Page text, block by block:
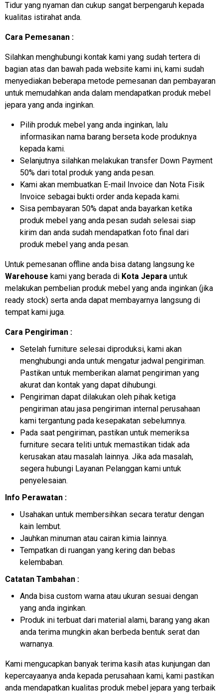
Tidur yang nyaman dan cukup sangat berpengaruh kepada
kualitas istirahat anda.
Cara Pemesanan :
Silahkan menghubungi kontak kami yang sudah tertera di
bagian atas dan bawah pada website kami ini, kami sudah
menyediakan beberapa metode pemesanan dan pembayaran
untuk memudahkan anda dalam mendapatkan produk mebel
jepara yang anda inginkan.
Pilih produk mebel yang anda inginkan, lalu
informasikan nama barang berseta kode produknya
kepada kami.
Selanjutnya silahkan melakukan transfer Down Payment
50% dari total produk yang anda pesan.
Kami akan membuatkan E-mail Invoice dan Nota Fisik
Invoice sebagai bukti order anda kepada kami.
Sisa pembayaran 50% dapat anda bayarkan ketika
produk mebel yang anda pesan sudah selesai siap
kirim dan anda sudah mendapatkan foto final dari
produk mebel yang anda pesan.
Untuk pemesanan offline anda bisa datang langsung ke
Warehouse kami yang berada di Kota Jepara untuk
melakukan pembelian produk mebel yang anda inginkan (jika
ready stock) serta anda dapat membayarnya langsung di
tempat kami juga.
Cara Pengiriman :
Setelah furniture selesai diproduksi, kami akan
menghubungi anda untuk mengatur jadwal pengiriman.
Pastikan untuk memberikan alamat pengiriman yang
akurat dan kontak yang dapat dihubungi.
Pengiriman dapat dilakukan oleh pihak ketiga
pengiriman atau jasa pengiriman internal perusahaan
kami tergantung pada kesepakatan sebelumnya.
Pada saat pengiriman, pastikan untuk memeriksa
furniture secara teliti untuk memastikan tidak ada
kerusakan atau masalah lainnya. Jika ada masalah,
segera hubungi Layanan Pelanggan kami untuk
penyelesaian.
Info Perawatan :
Usahakan untuk membersihkan secara teratur dengan
kain lembut.
Jauhkan minuman atau cairan kimia lainnya.
Tempatkan di ruangan yang kering dan bebas
kelembaban.
Catatan Tambahan :
Anda bisa custom warna atau ukuran sesuai dengan
yang anda inginkan.
Produk ini terbuat dari material alami, barang yang akan
anda terima mungkin akan berbeda bentuk serat dan
warnanya.
Kami mengucapkan banyak terima kasih atas kunjungan dan
kepercayaanya anda kepada perusahaan kami, kami pastikan
anda mendapatkan kualitas produk mebel jepara yang terbaik